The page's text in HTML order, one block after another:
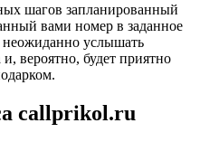
шагов запланированный
вами номер в заданное
неожиданно услышать
вероятно, будет приятно
callprikol.ru